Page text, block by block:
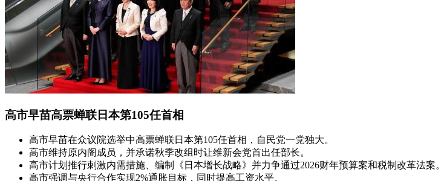
高市早苗高票蝉联日本第105任首相
高市早苗在众议院选举中高票蝉联日本第105任首相，自民党一党独大。
高市维持原内阁成员，并承诺秋季改组时让维新会党首出任部长。
高市计划推行刺激内需措施、编制《日本增长战略》并力争通过2026财年预算案和税制改革法案。
高市强调与央行合作实现2%通胀目标，同时提高工资水平。